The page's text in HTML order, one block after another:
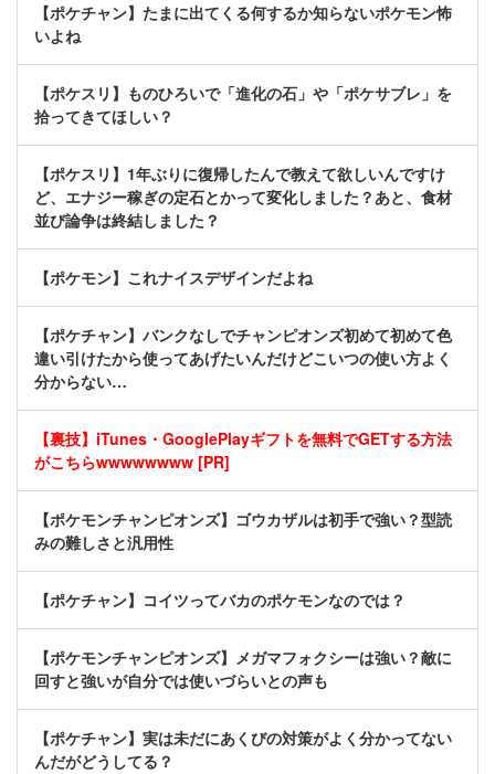
【ポケチャン】たまに出てくる何するか知らないポケモン怖
いよね
【ポケスリ】ものひろいで「進化の石」や「ポケサブレ」を
拾ってきてほしい？
【ポケスリ】1年ぶりに復帰したんで教えて欲しいんですけ
ど、エナジー稼ぎの定石とかって変化しました？あと、食材
並び論争は終結しました？
【ポケモン】これナイスデザインだよね
【ポケチャン】バンクなしでチャンピオンズ初めて初めて色
違い引けたから使ってあげたいんだけどこいつの使い方よく
分からない…
【裏技】iTunes・GooglePlayギフトを無料でGETする方法
がこちらwwwwwwww [PR]
【ポケモンチャンピオンズ】ゴウカザルは初手で強い？型読
みの難しさと汎用性
【ポケチャン】コイツってバカのポケモンなのでは？
【ポケモンチャンピオンズ】メガマフォクシーは強い？敵に
回すと強いが自分では使いづらいとの声も
【ポケチャン】実は未だにあくびの対策がよく分かってない
んだがどうしてる？